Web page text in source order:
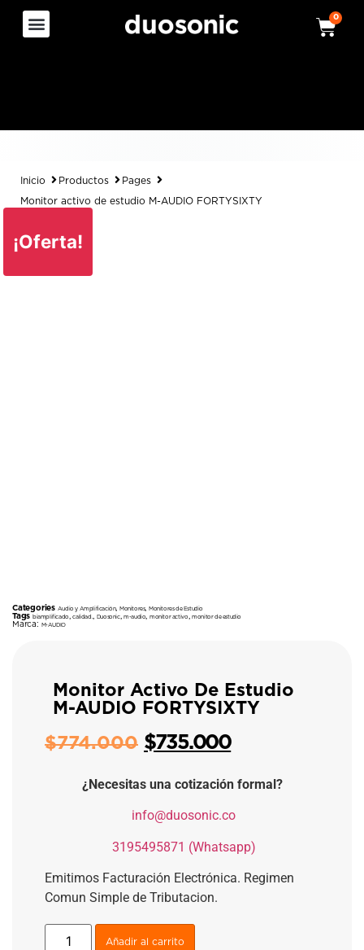
0
Inicio Productos Pages
Monitor activo de estudio M-AUDIO FORTYSIXTY
¡Oferta!
Categories Audio y Amplificación,Monitores,Monitores de Estudio
Tags biamplificado ,calidad. Duosonic,m-audio ,monitor activo ,monitor de estudio
Marca: M-AUDIO
Monitor Activo De Estudio
M-AUDIO FORTYSIXTY
$774.000 $735.000
¿Necesitas una cotización formal?
info@duosonic.co
3195495871 (Whatsapp)
Emitimos Facturación Electrónica. Regimen
Comun Simple de Tributacion.
Añadir al carrito